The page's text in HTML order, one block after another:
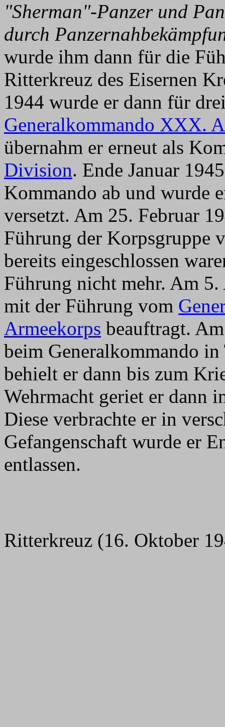
"Sherman"-Panzer und
durch
wurde ihm dann für die
Ritterkreuz des Eisernen
1944 wurde er dann für
Generalkommando XXX.
übernahm er erneut als
Division. Ende Januar
Kommando ab und wurde
versetzt. Am 25. Februar
Führung der Korpsgruppe
bereits eingeschlossen
Führung nicht mehr. Am
mit der Führung vom
Armeekorps beauftragt.
beim Generalkommando
behielt er dann bis zum
Wehrmacht geriet er dann
Diese verbrachte er in
Gefangenschaft wurde er
entlassen.
Ritterkreuz (16. Oktober